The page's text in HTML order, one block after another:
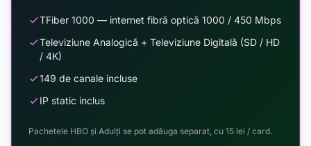
TFiber 1000 — internet fibră optică 1000 / 450 Mbps
Televiziune Analogică + Televiziune Digitală (SD / HD
/ 4K)
149 de canale incluse
IP static inclus
Pachetele HBO și Adulți se pot adăuga separat, cu 15 lei / card.